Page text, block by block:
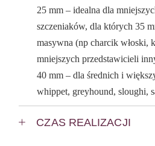
25 mm – idealna dla
szczeniaków, dla których 35
masywna (np charcik włoski,
mniejszych przedstawicieli
40 mm – dla średnich i
whippet, greyhound, sloughi,
CZAS REALIZACJI